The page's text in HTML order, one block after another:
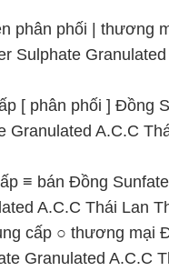
phân phối | thương
Sulphate
[ phân phối ] Đồng
Granulated A.C.C
≡ bán Đồng
A.C.C Thái Lan
cấp ○ thương mại
Granulated A.C.C